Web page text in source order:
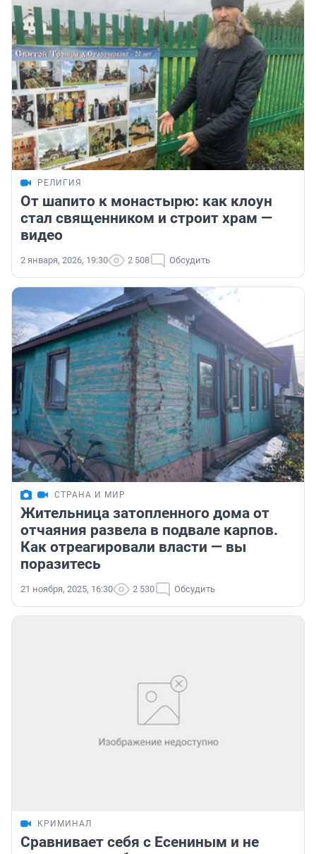
РЕЛИГИЯ
От шапито к монастырю: как клоун
стал священником и строит храм —
видео
2 января, 2026, 19:30 2 508 Обсудить
СТРАНА И МИР
Жительница затопленного дома от
отчаяния развела в подвале карпов.
Как отреагировали власти — вы
поразитесь
21 ноября, 2025, 16:30 2 530 Обсудить
КРИМИНАЛ
Сравнивает себя с Есениным и не